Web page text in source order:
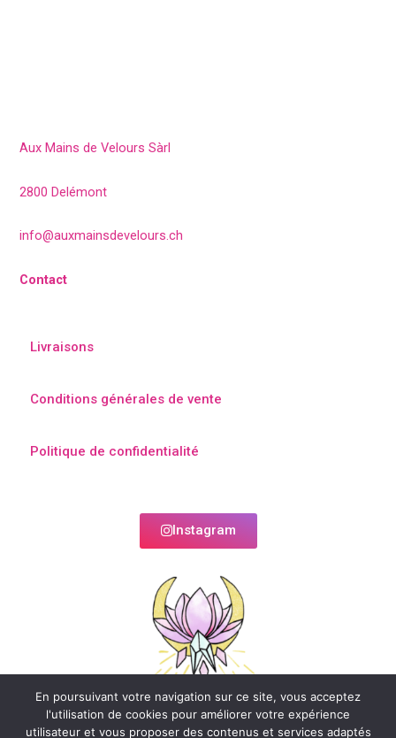
Aux Mains de Velours Sàrl
2800 Delémont
info@auxmainsdevelours.ch
Contact
Livraisons
Conditions générales de vente
Politique de confidentialité
Instagram
En poursuivant votre navigation sur ce site, vous acceptez
l'utilisation de cookies pour améliorer votre expérience
utilisateur et vous proposer des contenus et services adaptés